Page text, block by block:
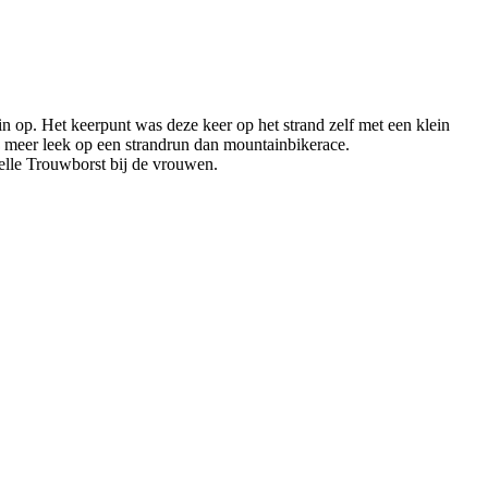
Het keerpunt was deze keer op het strand zelf met een klein
leek op een strandrun dan mountainbikerace.
Trouwborst bij de vrouwen.